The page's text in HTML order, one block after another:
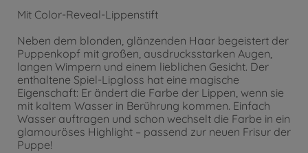
Mit Color-Reveal-Lippenstift
Neben dem blonden, glänzenden Haar begeistert der
Puppenkopf mit großen, ausdrucksstarken Augen,
langen Wimpern und einem lieblichen Gesicht. Der
enthaltene Spiel-Lipgloss hat eine magische
Eigenschaft: Er ändert die Farbe der Lippen, wenn sie
mit kaltem Wasser in Berührung kommen. Einfach
Wasser auftragen und schon wechselt die Farbe in ein
glamouröses Highlight – passend zur neuen Frisur der
Puppe!